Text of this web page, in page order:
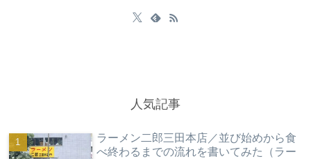
人気記事
ラーメン二郎三田本店／並び始めから食
べ終わるまでの流れを書いてみた（ラー